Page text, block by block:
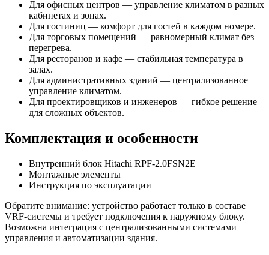
Для офисных центров — управление климатом в разных
кабинетах и зонах.
Для гостиниц — комфорт для гостей в каждом номере.
Для торговых помещений — равномерный климат без
перегрева.
Для ресторанов и кафе — стабильная температура в
залах.
Для административных зданий — централизованное
управление климатом.
Для проектировщиков и инженеров — гибкое решение
для сложных объектов.
Комплектация и особенности
Внутренний блок Hitachi RPF-2.0FSN2E
Монтажные элементы
Инструкция по эксплуатации
Обратите внимание: устройство работает только в составе
VRF-системы и требует подключения к наружному блоку.
Возможна интеграция с централизованными системами
управления и автоматизации здания.